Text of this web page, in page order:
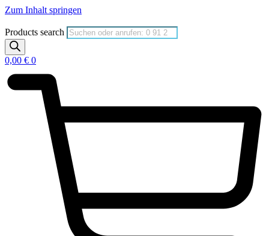
Zum Inhalt springen
Products search
0,00 € 0